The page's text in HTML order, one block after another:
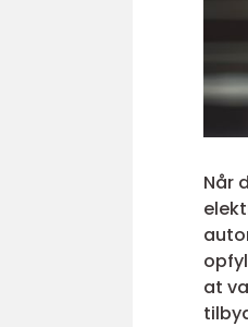
Når
at